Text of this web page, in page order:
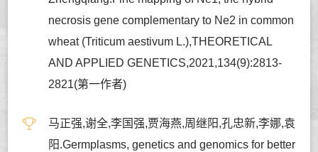
necrosis gene complementary to Ne2 in common
wheat (Triticum aestivum L.),THEORETICAL
AND APPLIED GENETICS,2021,134(9):2813-
2821(第一作者)
马正强,谢全,李国强,贾海燕,周继阳,孔忠新,李娜,袁
阳.Germplasms, genetics and genomics for better